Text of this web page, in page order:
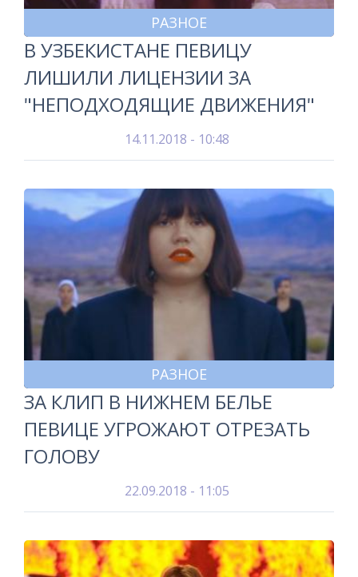
РАЗНОЕ
В УЗБЕКИСТАНЕ ПЕВИЦУ
ЛИШИЛИ ЛИЦЕНЗИИ ЗА
"НЕПОДХОДЯЩИЕ ДВИЖЕНИЯ"
14.11.2018 - 10:48
РАЗНОЕ
ЗА КЛИП В НИЖНЕМ БЕЛЬЕ
ПЕВИЦЕ УГРОЖАЮТ ОТРЕЗАТЬ
ГОЛОВУ
22.09.2018 - 11:05